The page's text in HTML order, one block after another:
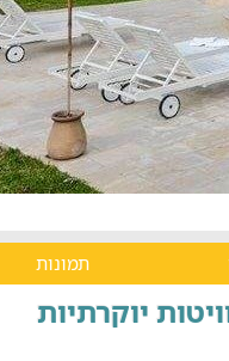
תמונות
יוקרתיות